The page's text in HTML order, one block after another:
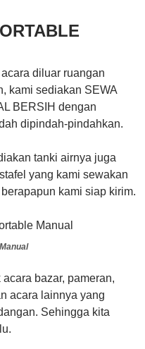
diluar ruangan
kami sediakan SEWA
BERSIH dengan
dipindah-pindahkan.
tanki airnya juga
yang kami sewakan
kami siap kirim.
bazar, pameran,
acara lainnya yang
Sehingga kita